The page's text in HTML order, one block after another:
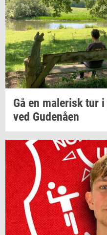
Gå en ma­le­risktur i
ved Gu­denå­en